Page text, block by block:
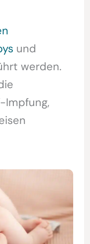
und
werden.
Impfung,